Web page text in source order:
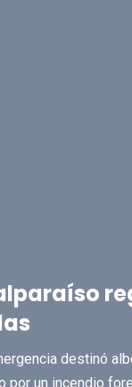
destinó
por un incendio